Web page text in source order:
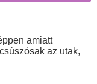
amiatt
az utak,